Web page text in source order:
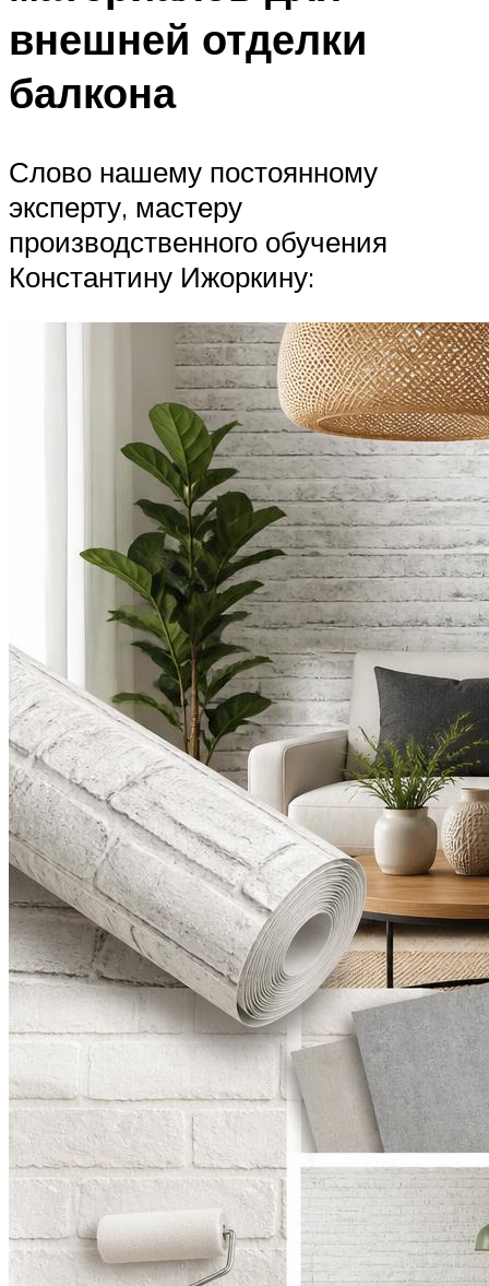
внешней отделки
балкона
Слово нашему постоянному
эксперту, мастеру
производственного обучения
Константину Ижоркину: